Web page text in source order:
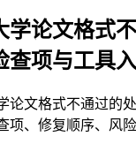
学论文格式
查项与工具
论文格式不通过的
项、修复顺序、风